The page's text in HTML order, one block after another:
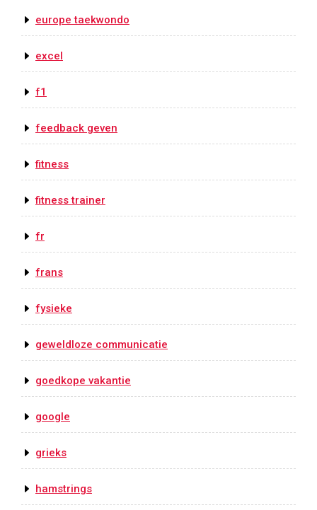
europe taekwondo
excel
f1
feedback geven
fitness
fitness trainer
fr
frans
fysieke
geweldloze communicatie
goedkope vakantie
google
grieks
hamstrings